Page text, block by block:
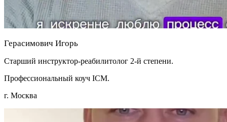
Герасимович Игорь
Старший инструктор-реабилитолог 2-й степени.
Профессиональный коуч ICM.
г. Москва